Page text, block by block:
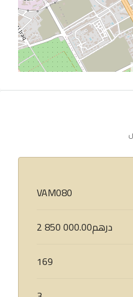
VAM080
2 850 000.00درهم
169